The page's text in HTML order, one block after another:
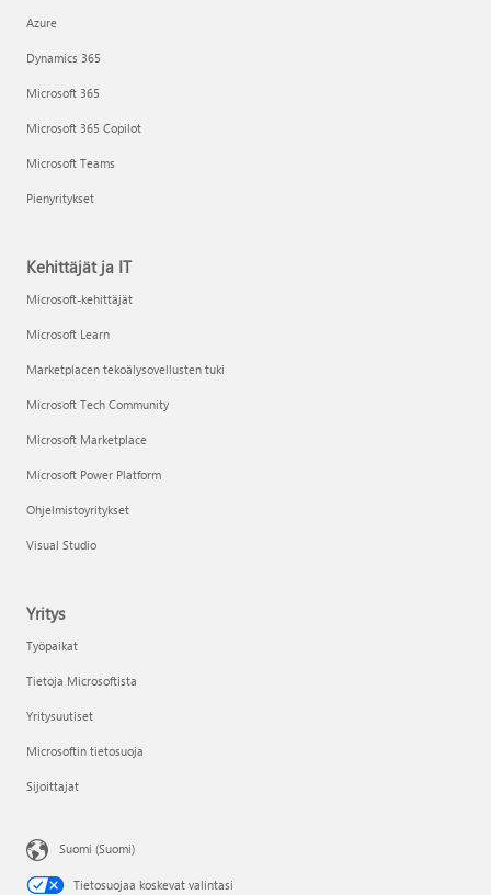
Azure
Dynamics 365
Microsoft 365
Microsoft 365 Copilot
Microsoft Teams
Pienyritykset
Kehittäjät ja IT
Microsoft-kehittäjät
Microsoft Learn
Marketplacen tekoälysovellusten tuki
Microsoft Tech Community
Microsoft Marketplace
Microsoft Power Platform
Ohjelmistoyritykset
Visual Studio
Yritys
Työpaikat
Tietoja Microsoftista
Yritysuutiset
Microsoftin tietosuoja
Sijoittajat
Suomi (Suomi)
Tietosuojaa koskevat valintasi